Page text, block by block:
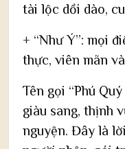
tài lộc dồi dào,
+ “Như Ý”: mọi
thực, viên mãn
Tên gọi “Phú
giàu sang, thịnh
nguyện. Đây là